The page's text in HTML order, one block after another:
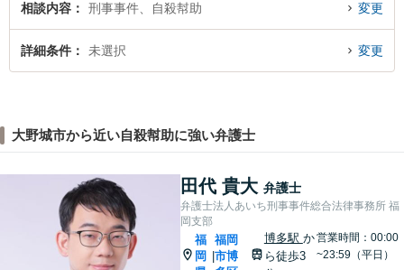
相談内容 刑事事件、自殺幇助 変更
詳細条件 未選択 変更
大野城市から近い自殺幇助に強い弁護士
田代 貴大 弁護士
弁護士法人あいち刑事事件総合法律事務所 福
岡支部
福
岡 |
福岡
市博
博多駅 か
ら徒歩3
営業時間：00:00
~23:59（平日）